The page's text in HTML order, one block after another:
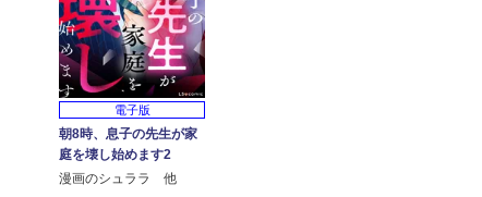
電子版
朝8時、息子の先生が家
庭を壊し始めます2
漫画のシュララ 他